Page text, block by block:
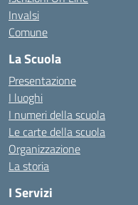
Invalsi
Comune
La Scuola
Presentazione
I luoghi
I numeri della scuola
Le carte della scuola
Organizzazione
La storia
I Servizi